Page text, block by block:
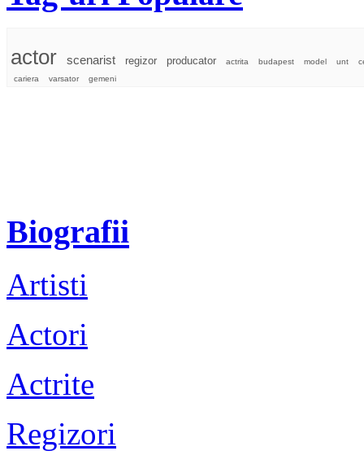
actor scenarist regizor producator actrita budapest model unt
cariera
varsator gemeni
Biografii
Artisti
Actori
Actrite
Regizori